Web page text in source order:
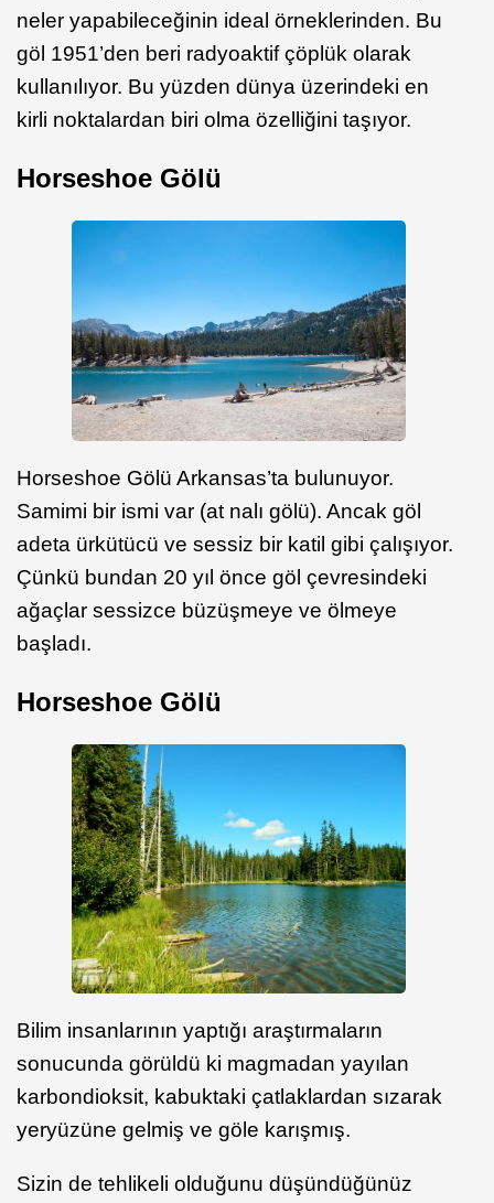
neler yapabileceğinin ideal örneklerinden. Bu
göl 1951’den beri radyoaktif çöplük olarak
kullanılıyor. Bu yüzden dünya üzerindeki en
kirli noktalardan biri olma özelliğini taşıyor.
Horseshoe Gölü
Horseshoe Gölü Arkansas’ta bulunuyor.
Samimi bir ismi var (at nalı gölü). Ancak göl
adeta ürkütücü ve sessiz bir katil gibi çalışıyor.
Çünkü bundan 20 yıl önce göl çevresindeki
ağaçlar sessizce büzüşmeye ve ölmeye
başladı.
Horseshoe Gölü
Bilim insanlarının yaptığı araştırmaların
sonucunda görüldü ki magmadan yayılan
karbondioksit, kabuktaki çatlaklardan sızarak
yeryüzüne gelmiş ve göle karışmış.
Sizin de tehlikeli olduğunu düşündüğünüz